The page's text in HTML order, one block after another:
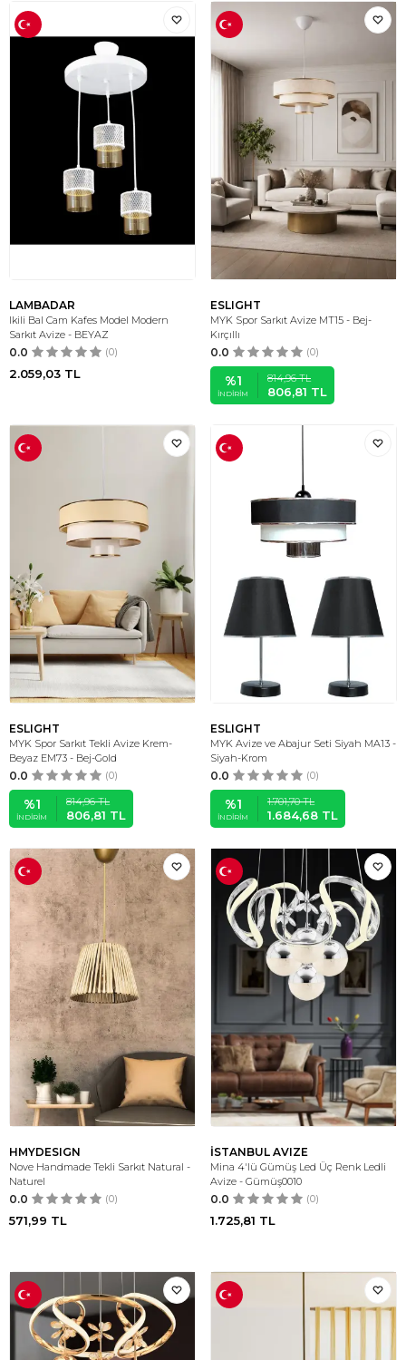
LAMBADAR
Ikili Bal Cam Kafes Model Modern
Sarkıt Avize - BEYAZ
0.0 (0)
2.059,03 TL
ESLIGHT
MYK Spor Sarkıt Avize MT15 - Bej-
Kırçıllı
0.0 (0)
%1
İNDIRIM
814,96TL
806,81 TL
ESLIGHT
MYK Spor Sarkıt Tekli Avize Krem-
Beyaz EM73 - Bej-Gold
0.0 (0)
%1
İNDIRIM
814,96TL
806,81 TL
ESLIGHT
MYK Avize ve Abajur Seti Siyah MA13 -
Siyah-Krom
0.0 (0)
%1
İNDIRIM
1.701,70TL
1.684,68 TL
HMYDESIGN
Nove Handmade Tekli Sarkıt Natural -
Naturel
0.0 (0)
571,99 TL
İSTANBUL AVIZE
Mina 4'lü Gümüş Led Üç Renk Ledli
Avize - Gümüş0010
0.0 (0)
1.725,81 TL